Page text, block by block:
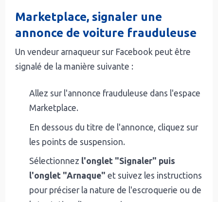
Marketplace, signaler une
annonce de voiture frauduleuse
Un vendeur arnaqueur sur Facebook peut être
signalé de la manière suivante :
Allez sur l'annonce frauduleuse dans l'espace
Marketplace.
En dessous du titre de l'annonce, cliquez sur
les points de suspension.
Sélectionnez l'onglet "Signaler" puis
l'onglet "Arnaque" et suivez les instructions
pour préciser la nature de l'escroquerie ou de